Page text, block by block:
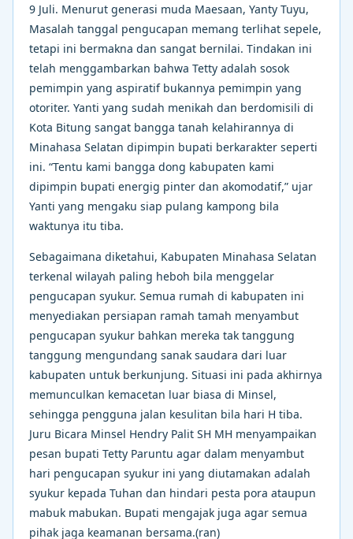
9 Juli. Menurut generasi muda Maesaan, Yanty Tuyu,
Masalah tanggal pengucapan memang terlihat sepele,
tetapi ini bermakna dan sangat bernilai. Tindakan ini
telah menggambarkan bahwa Tetty adalah sosok
pemimpin yang aspiratif bukannya pemimpin yang
otoriter. Yanti yang sudah menikah dan berdomisili di
Kota Bitung sangat bangga tanah kelahirannya di
Minahasa Selatan dipimpin bupati berkarakter seperti
ini. “Tentu kami bangga dong kabupaten kami
dipimpin bupati energig pinter dan akomodatif,” ujar
Yanti yang mengaku siap pulang kampong bila
waktunya itu tiba.
Sebagaimana diketahui, Kabupaten Minahasa Selatan
terkenal wilayah paling heboh bila menggelar
pengucapan syukur. Semua rumah di kabupaten ini
menyediakan persiapan ramah tamah menyambut
pengucapan syukur bahkan mereka tak tanggung
tanggung mengundang sanak saudara dari luar
kabupaten untuk berkunjung. Situasi ini pada akhirnya
memunculkan kemacetan luar biasa di Minsel,
sehingga pengguna jalan kesulitan bila hari H tiba.
Juru Bicara Minsel Hendry Palit SH MH menyampaikan
pesan bupati Tetty Paruntu agar dalam menyambut
hari pengucapan syukur ini yang diutamakan adalah
syukur kepada Tuhan dan hindari pesta pora ataupun
mabuk mabukan. Bupati mengajak juga agar semua
pihak jaga keamanan bersama.(ran)